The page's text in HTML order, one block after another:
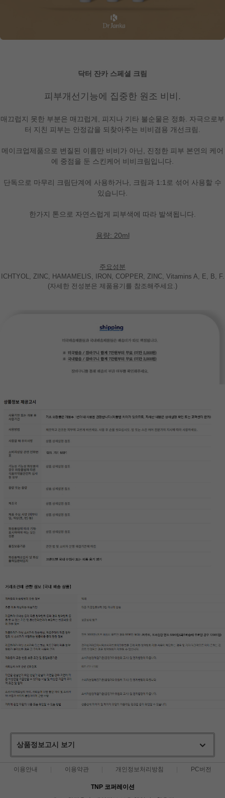
닥터 잔카 스페셜 크림
피부개선기능에 집중한 원조 비비.
매끄럽지 못한 부분은 매끄럽게, 피지나 기타 불순물은 정화. 자극으로부
터 지친 피부는 안정감을 되찾아주는 비비겸용 개선크림.
메이크업제품으로 변질된 이름만 비비가 아닌, 진정한 피부 본연의 케어
에 중점을 둔 스킨케어 비비크림입니다.
단독으로 마무리 크림단계에 사용하거나, 크림과 1:1로 섞어 사용할 수
있습니다.
한가지 톤으로 자연스럽게 피부색에 따라 발색됩니다.
용량: 20ml
주요성분
ICHTYOL, ZINC, HAMAMELIS, IRON, COPPER, ZINC, Vitamins A, E, B, F.
(자세한 전성분은 제품용기를 참조해주세요.)
상품정보고시 보기
이용안내 이용약관 개인정보처리방침 PC버전
TNP 코퍼레이션